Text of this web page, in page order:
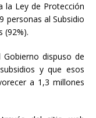
la Ley de Protección
personas al Subsidio
(92%).
dispuso de
y que esos
a 1,3 millones